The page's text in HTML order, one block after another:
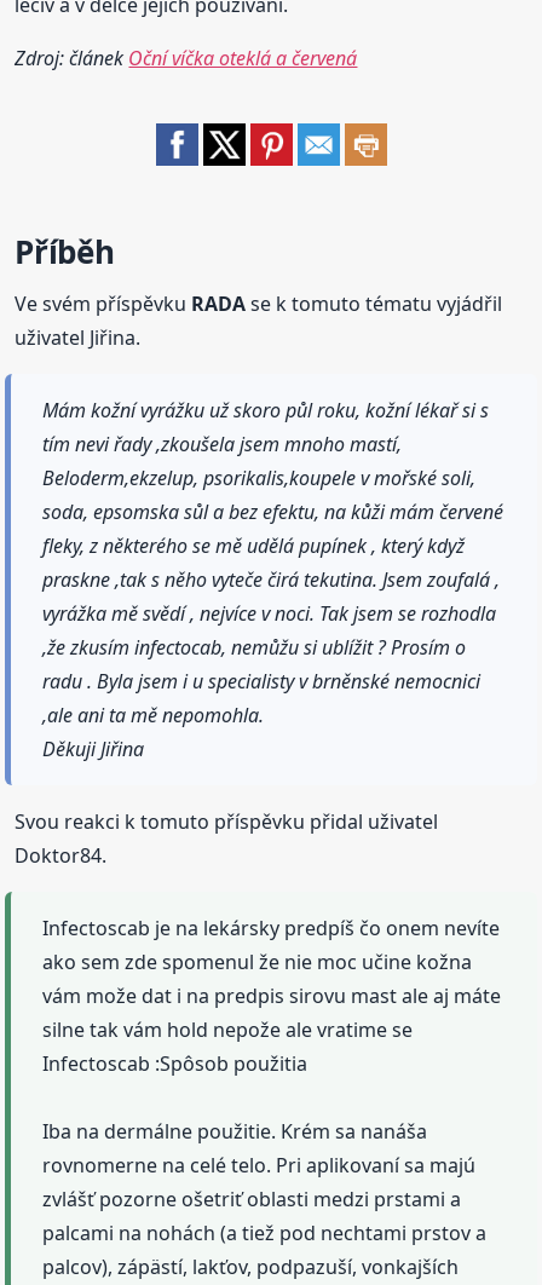
Zdroj: článek Oční víčka oteklá a červená
Příběh
Ve svém příspěvku RADAse k tomuto tématu vyjádřil
uživatel Jiřina.
Mám kožní vyrážku už skoro půl roku, kožní lékař si s
tím nevi řady ,zkoušela jsem mnoho mastí,
Beloderm,ekzelup, psorikalis,koupele v mořské soli,
soda, epsomska sůl a bez efektu, na kůži mám červené
fleky, z některého se mě udělá pupínek , který když
praskne ,tak s něho vyteče čirá tekutina. Jsem zoufalá ,
vyrážka mě svědí , nejvíce v noci. Tak jsem se rozhodla
,že zkusím infectocab, nemůžu si ublížit ? Prosím o
radu . Byla jsem i u specialisty v brněnské nemocnici
,ale ani ta mě nepomohla.
Děkuji Jiřina
Svou reakci k tomuto příspěvku přidal uživatel
Doktor84.
Infectoscab je na lekársky predpíš čo onem nevíte
ako sem zde spomenul že nie moc učine kožna
vám može dat i na predpis sirovu mast ale aj máte
silne tak vám hold nepože ale vratime se
Infectoscab :Spôsob použitia
Iba na dermálne použitie. Krém sa nanáša
rovnomerne na celé telo. Pri aplikovaní sa majú
zvlášť pozorne ošetriť oblasti medzi prstami a
palcami na nohách (a tiež pod nechtami prstov a
palcov), zápästí, lakťov, podpazuší, vonkajších